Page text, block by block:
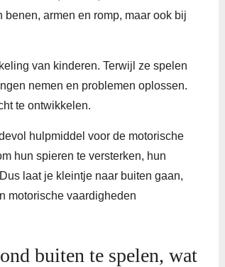
armen en romp, maar ook bij
van kinderen. Terwijl ze spelen
nemen en problemen oplossen.
te ontwikkelen.
hulpmiddel voor de motorische
hun spieren te versterken, hun
laat je kleintje naar buiten gaan,
motorische vaardigheden
buiten te spelen, wat